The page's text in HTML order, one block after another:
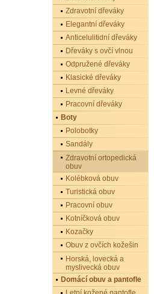
Zdravotní dřeváky
Elegantní dřeváky
Anticelulitidní dřeváky
Dřeváky s ovčí vlnou
Odpružené dřeváky
Klasické dřeváky
Levné dřeváky
Pracovní dřeváky
Boty
Polobotky
Sandály
Zdravotní ortopedická
obuv
Kolébková obuv
Turistická obuv
Pracovní obuv
Kotníčková obuv
Kozačky
Obuv z ovčích kožešin
Horská, lovecká a
myslivecká obuv
Domácí obuv a pantofle